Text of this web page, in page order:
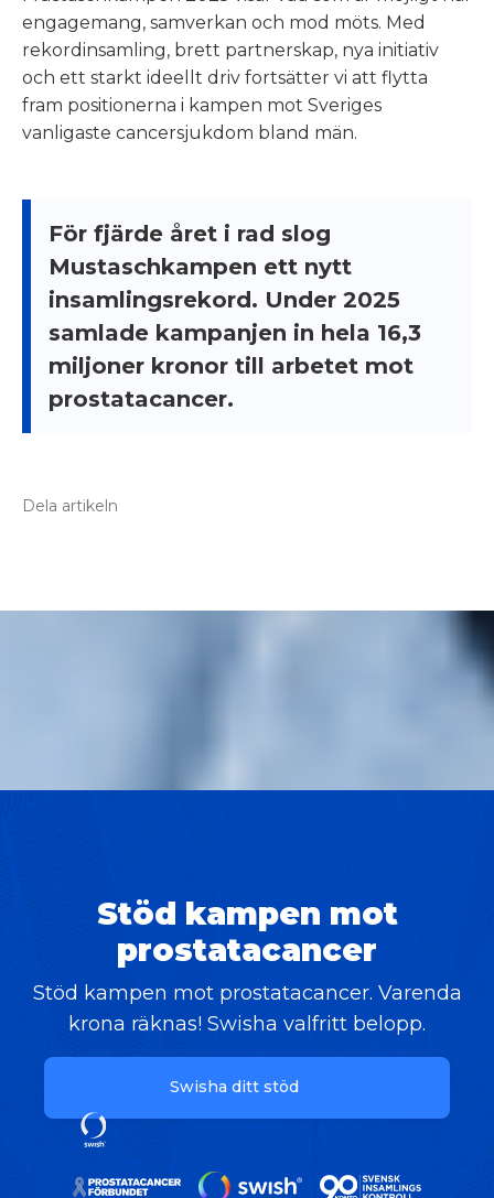
engagemang, samverkan och mod möts. Med
rekordinsamling, brett partnerskap, nya initiativ
och ett starkt ideellt driv fortsätter vi att flytta
fram positionerna i kampen mot Sveriges
vanligaste cancersjukdom bland män.
För fjärde året i rad slog
Mustaschkampen ett nytt
insamlingsrekord. Under 2025
samlade kampanjen in hela 16,3
miljoner kronor till arbetet mot
prostatacancer.
Dela artikeln
Stöd kampen mot
prostatacancer
Stöd kampen mot prostatacancer. Varenda
krona räknas! Swisha valfritt belopp.
Swisha ditt stöd